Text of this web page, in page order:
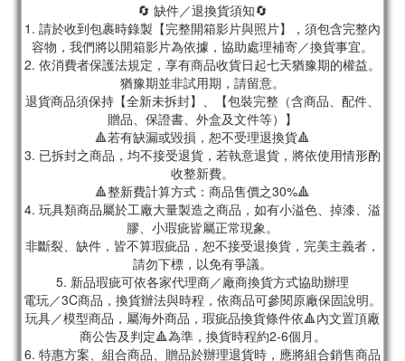
🔄 缺件／退換貨須知🔄
1. 請於收到包裹時錄製【完整開箱影片與照片】，須包含完整內
容物，我們將以開箱影片為依據，協助處理補寄／換貨事宜。
2. 依消費者保護法規定，享有商品收貨日起七天猶豫期的權益。
猶豫期並非試用期，請留意。
退貨商品須保持【全新未拆封】、【包裝完整（含商品、配件、
贈品、保證書、外盒及文件等）】
🔺若有缺漏或毀損，恕不受理退換貨🔺
3. 已拆封之商品，均不接受退貨，若執意退貨，將依使用情形酌
收整新費。
🔺整新費計算方式：商品售價之30%🔺
4. 玩具類商品屬於工廠大量製造之商品，如有小溢色、掉漆、溢
膠、小瑕疵皆屬正常現象。
非斷裂、缺件，皆不算瑕疵品，恕不接受退換貨，完美主義者，
請勿下標，以免有爭議。
5. 新品瑕疵可依各家代理商／廠商換貨方式協助辦理
電玩／3C商品，換貨辦法與時程，依商品可參閱原廠保固說明。
玩具／模型商品，屬海外商品，瑕疵品換貨條件依🔺內文置頂廠
商公告及判定🔺為準，換貨時程約2-6個月。
6. 特惠方案、組合商品、贈品於辦理退貨時，應將組合銷售商品